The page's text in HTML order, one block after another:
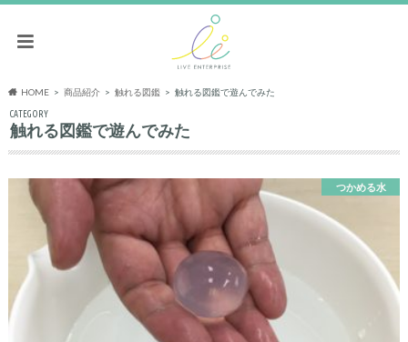
HOME 商品紹介 触れる図鑑 触れる図鑑で遊んでみた
CATEGORY
触れる図鑑で遊んでみた
つかめる水